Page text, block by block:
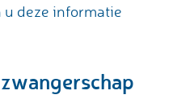
deze informatie